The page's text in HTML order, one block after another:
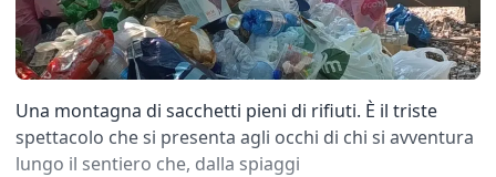
Una montagna di sacchetti pieni di rifiuti. È il triste
spettacolo che si presenta agli occhi di chi si avventura
lungo il sentiero che, dalla spiaggi